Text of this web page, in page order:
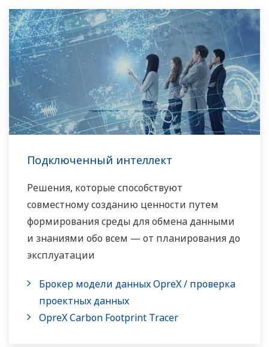
Подключенный интеллект
Решения, которые способствуют
совместному созданию ценности путем
формирования среды для обмена данными
и знаниями обо всем — от планирования до
эксплуатации
Брокер модели данных OpreX / проверка
проектных данных
OpreX Carbon Footprint Tracer